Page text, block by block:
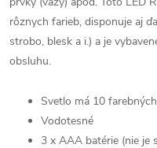
rôznych farieb, disponuje aj
strobo, blesk a i.) a je
obsluhu.
Svetlo má 10
Vodotesné
3 x AAA batérie (nie je